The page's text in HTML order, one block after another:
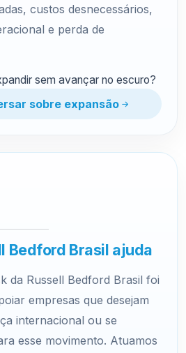
custos desnecessários,
e perda de
sem avançar no escuro?
sobre expansão
Bedford Brasil ajuda
da Russell Bedford Brasil foi
empresas que desejam
internacional ou se
esse movimento. Atuamos